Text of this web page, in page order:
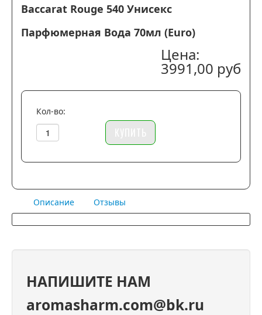
Baccarat Rouge 540 Унисекс
Парфюмерная Вода 70мл (euro)
Цена:
3991,00 руб
Кол-во:
Описание Отзывы
НАПИШИТЕ НАМ
aromasharm.com@bk.ru